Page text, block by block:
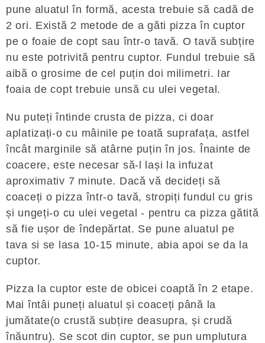
pune aluatul în formă, acesta trebuie să cadă de
2 ori. Există 2 metode de a găti pizza în cuptor
pe o foaie de copt sau într-o tavă. O tavă subțire
nu este potrivită pentru cuptor. Fundul trebuie să
aibă o grosime de cel puțin doi milimetri. Iar
foaia de copt trebuie unsă cu ulei vegetal.
Nu puteți întinde crusta de pizza, ci doar
aplatizați-o cu mâinile pe toată suprafața, astfel
încât marginile să atârne puțin în jos. Înainte de
coacere, este necesar să-l lași la infuzat
aproximativ 7 minute. Dacă vă decideți să
coaceți o pizza într-o tavă, stropiți fundul cu gris
și ungeți-o cu ulei vegetal - pentru ca pizza gătită
să fie ușor de îndepărtat. Se pune aluatul pe
tava si se lasa 10-15 minute, abia apoi se da la
cuptor.
Pizza la cuptor este de obicei coaptă în 2 etape.
Mai întâi puneți aluatul și coaceți până la
jumătate(o crustă subțire deasupra, și crudă
înăuntru). Se scot din cuptor, se pun umplutura